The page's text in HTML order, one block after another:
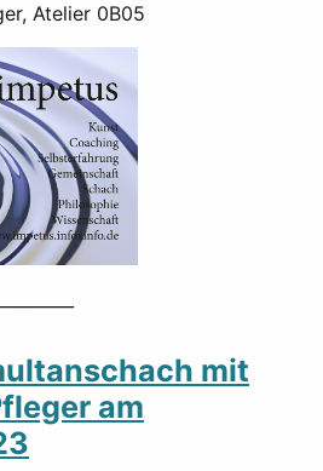
Atelier 0B05
mit
am